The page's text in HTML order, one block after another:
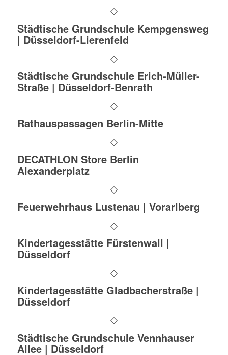
Städtische Grundschule Kempgensweg
| Düsseldorf-Lierenfeld
Städtische Grundschule Erich-Müller-
Straße | Düsseldorf-Benrath
Rathauspassagen Berlin-Mitte
DECATHLON Store Berlin
Alexanderplatz
Feuerwehrhaus Lustenau | Vorarlberg
Kindertagesstätte Fürstenwall |
Düsseldorf
Kindertagesstätte Gladbacherstraße |
Düsseldorf
Städtische Grundschule Vennhauser
Allee | Düsseldorf